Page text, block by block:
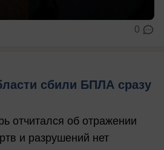
0
сбили БПЛА сразу
отчитался об отражении
и разрушений нет